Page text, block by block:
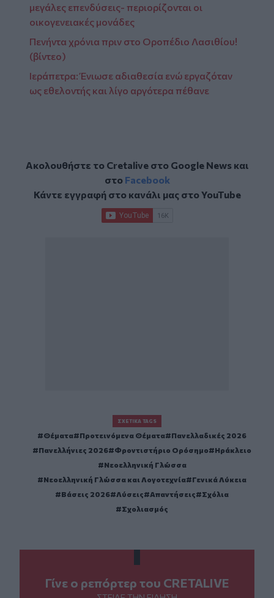
μεγάλες επενδύσεις- περιορίζονται οι
οικογενειακές μονάδες
Πενήντα χρόνια πριν στο Οροπέδιο Λασιθίου!
(βίντεο)
Ιεράπετρα: Ένιωσε αδιαθεσία ενώ εργαζόταν
ως εθελοντής και λίγο αργότερα πέθανε
Ακολουθήστε το Cretalive στο Google Newsκαι
στο Facebook
Κάντε εγγραφή στο κανάλι μας στοYouTube
ΣΧΕΤΙΚΆ TAGS
Θέματα Προτεινόμενα Θέματα
Πανελλαδικές 2026
Πανελλήνιες 2026
Φροντιστήριο Ορόσημο
Ηράκλειο
Νεοελληνική Γλώσσα
Νεοελληνική Γλώσσα και Λογοτεχνία
Γενικά Λύκεια
Βάσεις 2026
Λύσεις Απαντήσεις
Σχόλια
Σχολιασμός
Γίνε ο ρεπόρτερ του CRETALIVE